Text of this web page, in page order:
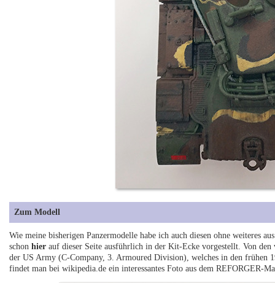
Zum Modell
Wie meine bisherigen Panzermodelle habe ich auch diesen ohne weiteres
schonhier auf dieser Seite ausführlich in der Kit-Ecke vorgestellt. Von
der US Army (C-Company, 3. Armoured Division), welches in den frühen
findet man bei wikipedia.de ein interessantes Foto aus dem REFORGER-